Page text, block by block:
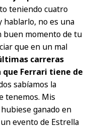
teniendo cuatro
hablarlo, no es una
buen momento de tu
que en un mal
carreras
Ferrari tiene de
sabíamos la
tenemos. Mis
ganado en
evento de Estrella